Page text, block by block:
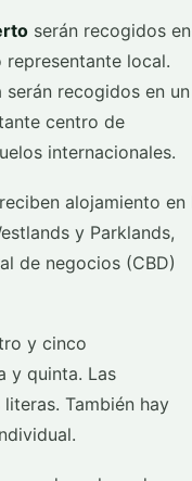
serán recogidos en
local.
recogidos en un
centro de
internacionales.
alojamiento en
y Parklands,
de negocios (CBD)
y cinco
y quinta. Las
También hay